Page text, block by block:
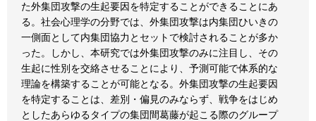
た外集団攻撃の生起要因を特定することができることにあ
る。社会心理学の分野では、外集団攻撃は内集団ひいきの
一側面として内集団協力とセットで検討されることが多か
った。しかし、本研究では外集団攻撃のみに注目し、その
生起に性別を交絡させることにより、予測可能で体系的な
理論を構築することが可能となる。外集団攻撃の生起要因
を特定することは、差別・偏見のみならず、戦争をはじめ
としたあらゆるタイプの集団間葛藤が起こる際のグループ